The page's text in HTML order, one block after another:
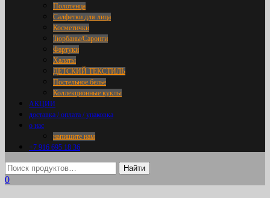
Полотенца
Салфетки для лица
Косметички
Тюрбаны/Саронги
Фартуки
Халаты
ДЕТСКИЙ ТЕКСТИЛЬ
Постельное белье
Коллекционные куклы
АКЦИИ
доставка / оплата / упаковка
о нас
напишите нам
+7 916 695 18 36
0